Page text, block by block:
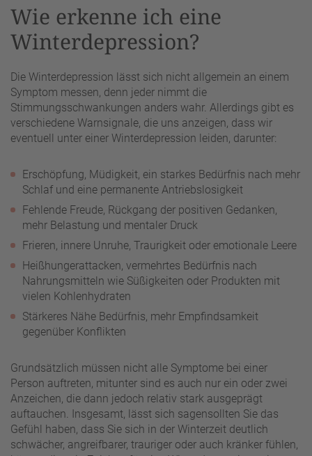
Wie erkenne ich eine
Winterdepression?
Die Winterdepression lässt sich nicht allgemein an einem
Symptom messen, denn jeder nimmt die
Stimmungsschwankungen anders wahr. Allerdings gibt es
verschiedene Warnsignale, die uns anzeigen, dass wir
eventuell unter einer Winterdepression leiden, darunter:
Erschöpfung, Müdigkeit, ein starkes Bedürfnis nach mehr
Schlaf und eine permanente Antriebslosigkeit
Fehlende Freude, Rückgang der positiven Gedanken,
mehr Belastung und mentaler Druck
Frieren, innere Unruhe, Traurigkeit oder emotionale Leere
Heißhungerattacken, vermehrtes Bedürfnis nach
Nahrungsmitteln wie Süßigkeiten oder Produkten mit
vielen Kohlenhydraten
Stärkeres Nähe Bedürfnis, mehr Empfindsamkeit
gegenüber Konflikten
Grundsätzlich müssen nicht alle Symptome bei einer
Person auftreten, mitunter sind es auch nur ein oder zwei
Anzeichen, die dann jedoch relativ stark ausgeprägt
auftauchen. Insgesamt, lässt sich sagensollten Sie das
Gefühl haben, dass Sie sich in der Winterzeit deutlich
schwächer, angreifbarer, trauriger oder auch kränker fühlen,